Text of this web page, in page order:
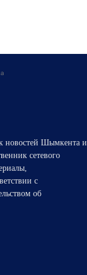
новостей Шымкента и
сетевого
с
об